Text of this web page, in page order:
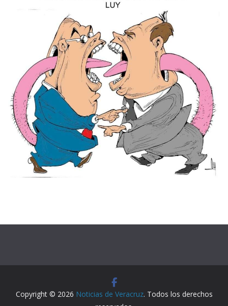
Copyright © 2026 Noticias de Veracruz. Todos los derechos